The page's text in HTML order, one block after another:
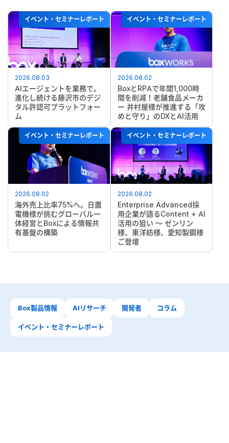
イベント・セミナーレポート
2026.08.03
AIエージェントを業務で。
進化し続ける藤沢市のデジ
タル許認可プラットフォー
ム
イベント・セミナーレポート
2026.08.02
BoxとRPAで年間1,000時
間を削減！老舗食品メーカ
ー 井村屋様が推進する「攻
めと守り」のDXとAI活用
イベント・セミナーレポート
2026.08.02
海外売上比率75%へ。日置
電機様が挑むグローバル一
体経営とBoxによる情報共
有基盤の構築
イベント・セミナーレポート
2026.08.02
Enterprise Advanced採
用企業が語るContent + AI
活用の狙い ～ ゼンリン
様、東洋紡様、愛知製鋼様
ご登壇
Box製品情報 AIリサーチ 開発者 コラム
イベント・セミナーレポート